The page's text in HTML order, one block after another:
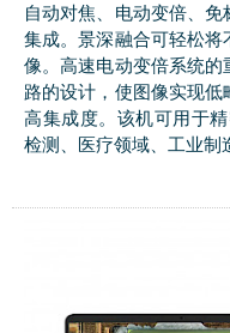
自动对焦、电动变倍、
集成。景深融合可轻松
像。高速电动变倍系统
路的设计，使图像实现
高集成度。该机可用于
检测、医疗领域、工业制